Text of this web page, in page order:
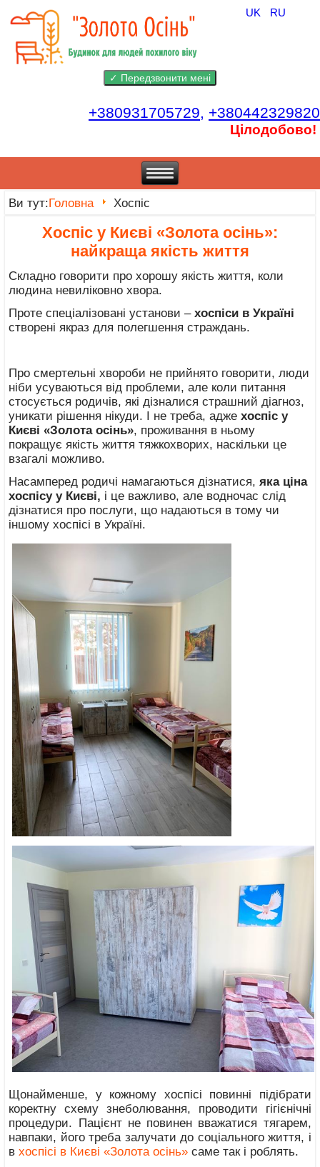
UK RU
+380931705729, +380442329820
Цілодобово!
Ви тут:Головна Хоспіс
Хоспіс у Києві «Золота осінь»:
найкраща якість життя
Складно говорити про хорошу якість життя, коли
людина невиліковно хвора.
Проте спеціалізовані установи –хоспіси в Україні
створені якраз для полегшення страждань.
Про смертельні хвороби не прийнято говорити, люди
ніби усуваються від проблеми, але коли питання
стосується родичів, які дізналися страшний діагноз,
уникати рішення нікуди. І не треба, адже хоспіс у
Києві «Золота осінь», проживання в ньому
покращує якість життя тяжкохворих, наскільки це
взагалі можливо.
Насамперед родичі намагаються дізнатися, яка ціна
хоспісу у Києві, і це важливо, але водночас слід
дізнатися про послуги, що надаються в тому чи
іншому хоспісі в Україні.
Щонайменше, у кожному хоспісі повинні підібрати
коректну схему знеболювання, проводити гігієнічні
процедури. Пацієнт не повинен вважатися тягарем,
навпаки, його треба залучати до соціального життя, і
вхоспісі в Києві «Золота осінь» саме так і роблять.